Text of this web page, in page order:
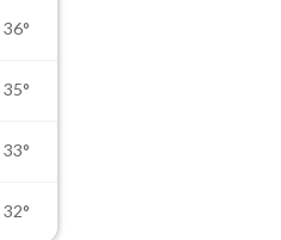
36°
35°
33°
32°